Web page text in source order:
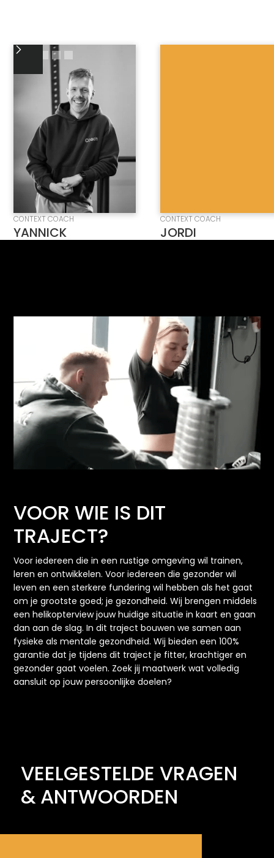
CONTEXT COACH
YANNICK
CONTEXT COACH
JORDI
VOOR WIE IS DIT
TRAJECT?
Voor iedereen die in een rustige omgeving wil trainen,
leren en ontwikkelen. Voor iedereen die gezonder wil
leven en een sterkere fundering wil hebben als het gaat
om je grootste goed; je gezondheid. Wij brengen middels
een helikopterview jouw huidige situatie in kaart en gaan
dan aan de slag. In dit traject bouwen we samen aan
fysieke als mentale gezondheid. Wij bieden een 100%
garantie dat je tijdens dit traject je fitter, krachtiger en
gezonder gaat voelen. Zoek jij maatwerk wat volledig
aansluit op jouw persoonlijke doelen?
VEELGESTELDE VRAGEN
& ANTWOORDEN